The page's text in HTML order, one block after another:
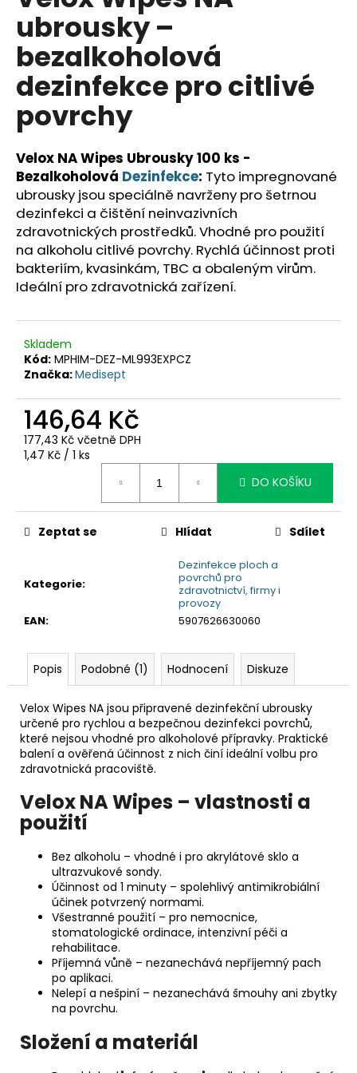
z
5
hvězdiček.
ubrousky –
bezalkoholová
dezinfekce pro citlivé
povrchy
Velox NA Wipes Ubrousky 100 ks -
Bezalkoholová Dezinfekce: Tyto impregnované
ubrousky jsou speciálně navrženy pro šetrnou
dezinfekci a čištění neinvazivních
zdravotnických prostředků. Vhodné pro použití
na alkoholu citlivé povrchy. Rychlá účinnost proti
bakteriím, kvasinkám, TBC a obaleným virům.
Ideální pro zdravotnická zařízení.
Skladem
Kód: MPHIM-DEZ-ML993EXPCZ
Značka:Medisept
146,64 Kč
177,43 Kč včetně DPH
Měrná
1,47 Kč / 1 ks
DO KOŠÍKU
Kategorie:
Dezinfekce ploch a
povrchů pro
zdravotnictví, firmy i
provozy
EAN: 5907626630060
Zeptat se Hlídat Sdílet
Popis Podobné (1) Hodnocení Diskuze
Velox Wipes NA jsou připravené dezinfekční ubrousky
určené pro rychlou a bezpečnou dezinfekci povrchů,
které nejsou vhodné pro alkoholové přípravky. Praktické
balení a ověřená účinnost z nich činí ideální volbu pro
zdravotnická pracoviště.
Velox NA Wipes – vlastnosti a
použití
Bez alkoholu – vhodné i pro akrylátové sklo a
ultrazvukové sondy.
Účinnost od 1 minuty – spolehlivý antimikrobiální
účinek potvrzený normami.
Všestranné použití – pro nemocnice,
stomatologické ordinace, intenzivní péči a
rehabilitace.
Příjemná vůně – nezanechává nepříjemný pach
po aplikaci.
Nelepí a nešpiní – nezanechává šmouhy ani zbytky
na povrchu.
Složení a materiál
a
j
í
t
?
HLEDAT
D
o
p
r
u
č
u
j
e
m
e